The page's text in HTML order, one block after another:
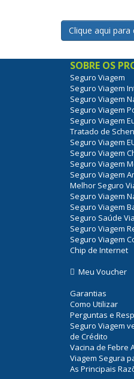
Clique aqui
SOBRE OS
Seguro Viagem
Seguro Viagem
Seguro Viagem
Seguro Viagem
Seguro Viagem
Tratado de
Seguro Viagem
Seguro Viagem
Seguro Viagem
Seguro Viagem
Melhor Seguro
Seguro Viagem
Seguro Viagem
Seguro Saúde
Seguro Viagem
Seguro Viagem
Chip de Internet
Meu Voucher
Garantias
Como Utilizar
Perguntas e
Seguro Viagem
de Crédito
Vacina de Febre
Viagem Segura
As Principais